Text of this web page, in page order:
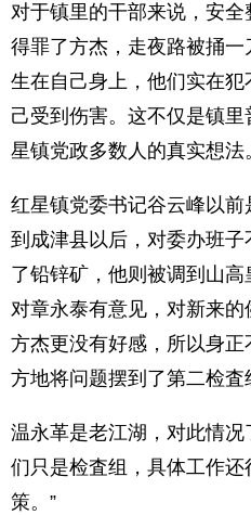
对于镇里的干部来说，安
得罪了方杰，走夜路被捅
生在自己身上，他们实在
己受到伤害。这不仅是镇
星镇党政多数人的真实想法
红星镇党委书记谷云峰以
到成津县以后，对委办班
了铅锌矿，他则被调到山
对章永泰有意见，对新来
方杰更没有好感，所以身
方地将问题摆到了第二检査
温永革是老江湖，对此情
们只是检査组，具体工作
策。”